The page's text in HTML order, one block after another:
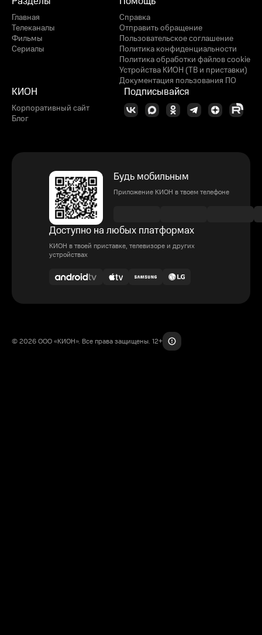
Главная
Телеканалы
Фильмы
Сериалы
Справка
Отправить обращение
Пользовательское соглашение
Политика конфиденциальности
Политика обработки файлов cookie
Устройства КИОН (ТВ и приставки)
Документация пользования ПО
КИОН
Корпоративный сайт
Блог
Подписывайся
Будь мобильным
Приложение КИОН в твоем телефоне
Доступно на любых платформах
КИОН в твоей приставке, телевизоре и других
устройствах
© 2026 ООО «КИОН». Все права защищены. 12+